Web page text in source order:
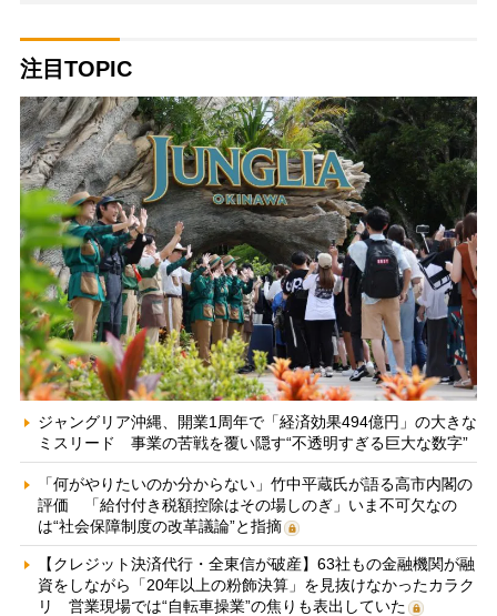
注目TOPIC
ジャングリア沖縄、開業1周年で「経済効果494億円」の大きな
ミスリード 事業の苦戦を覆い隠す“不透明すぎる巨大な数字”
「何がやりたいのか分からない」竹中平蔵氏が語る高市内閣の
評価 「給付付き税額控除はその場しのぎ」いま不可欠なの
は“社会保障制度の改革議論”と指摘
【クレジット決済代行・全東信が破産】63社もの金融機関が融
資をしながら「20年以上の粉飾決算」を見抜けなかったカラク
リ 営業現場では“自転車操業”の焦りも表出していた